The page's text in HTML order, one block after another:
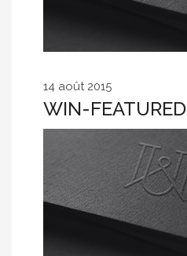
14 août 2015
WIN-FEATURED